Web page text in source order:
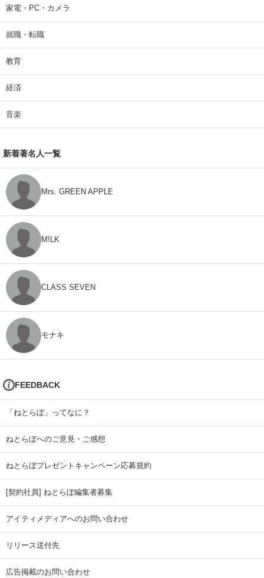
家電・PC・カメラ
就職・転職
教育
経済
音楽
新着著名人一覧
Mrs. GREEN APPLE
M!LK
CLASS SEVEN
モナキ
FEEDBACK
「ねとらぼ」ってなに？
ねとらぼへのご意見・ご感想
ねとらぼプレゼントキャンペーン応募規約
[契約社員] ねとらぼ編集者募集
アイティメディアへのお問い合わせ
リリース送付先
広告掲載のお問い合わせ